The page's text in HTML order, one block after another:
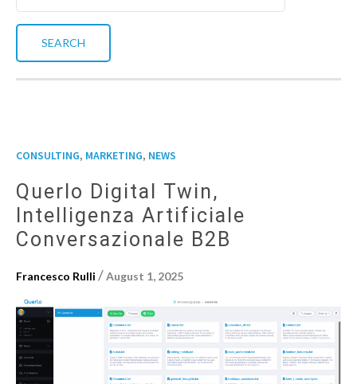
CONSULTING, MARKETING, NEWS
Querlo Digital Twin,
Intelligenza Artificiale
Conversazionale B2B
Francesco Rulli /August 1, 2025